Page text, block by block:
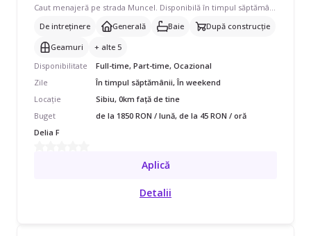
De intreținere
Generală Baie
După construcție
Geamuri
+ alte 5
Disponibilitate
Full-time, Part-time, Ocazional
Zile
În timpul săptămânii, În weekend
Locație
Sibiu, 0km față de tine
Buget
de la 1850 RON / lună, de la 45 RON / oră
Delia F
Aplică
Detalii